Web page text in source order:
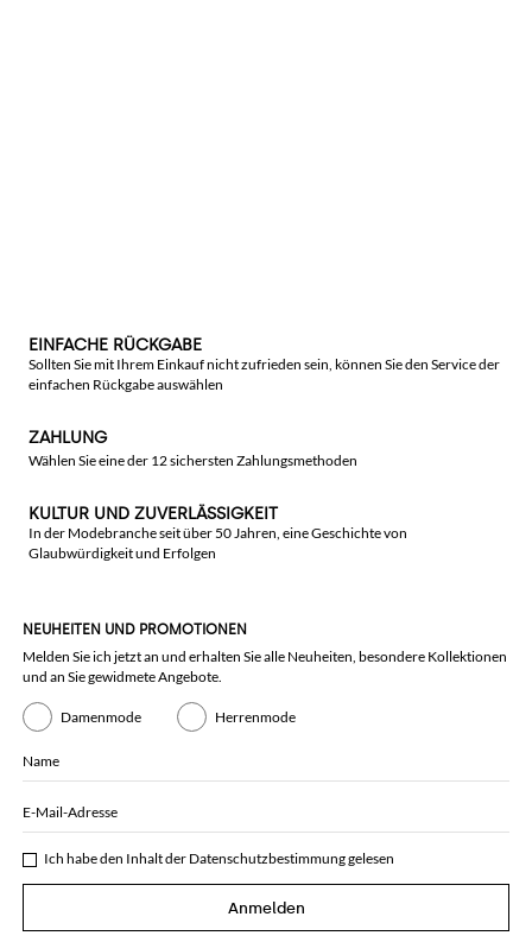
EINFACHE RÜCKGABE
Sollten Sie mit Ihrem Einkauf nicht zufrieden sein, können Sie den Service der
einfachen Rückgabe auswählen
ZAHLUNG
Wählen Sie eine der 12 sichersten Zahlungsmethoden
KULTUR UND ZUVERLÄSSIGKEIT
In der Modebranche seit über 50 Jahren, eine Geschichte von
Glaubwürdigkeit und Erfolgen
NEUHEITEN UND PROMOTIONEN
Melden Sie ich jetzt an und erhalten Sie alle Neuheiten, besondere Kollektionen
und an Sie gewidmete Angebote.
Damenmode Herrenmode
Name
E-Mail-Adresse
Ich habe den Inhalt der Datenschutzbestimmunggelesen
Anmelden